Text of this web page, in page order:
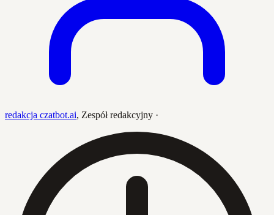
redakcja czatbot.ai, Zespół redakcyjny ·